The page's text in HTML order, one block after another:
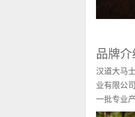
品牌介
汉道大马
业有限公
一批专业